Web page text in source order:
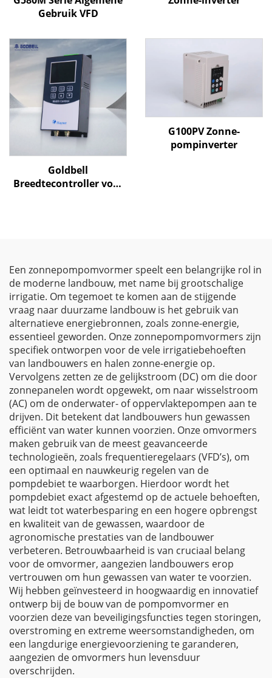
Gebruik VFD
Goldbell
Breedtecontroller voor
G100PV Zonne-
pompinverter
Een zonnepompomvormer speelt een belangrijke rol in
de moderne landbouw, met name bij grootschalige
irrigatie. Om tegemoet te komen aan de stijgende
vraag naar duurzame landbouw is het gebruik van
alternatieve energiebronnen, zoals zonne-energie,
essentieel geworden. Onze zonnepompomvormers zijn
specifiek ontworpen voor de vele irrigatiebehoeften
van landbouwers en halen zonne-energie op.
Vervolgens zetten ze de gelijkstroom (DC) om die door
zonnepanelen wordt opgewekt, om naar wisselstroom
(AC) om de onderwater- of oppervlaktepompen aan te
drijven. Dit betekent dat landbouwers hun gewassen
efficiënt van water kunnen voorzien. Onze omvormers
maken gebruik van de meest geavanceerde
technologieën, zoals frequentieregelaars (VFD’s), om
een optimaal en nauwkeurig regelen van de
pompdebiet te waarborgen. Hierdoor wordt het
pompdebiet exact afgestemd op de actuele behoeften,
wat leidt tot waterbesparing en een hogere opbrengst
en kwaliteit van de gewassen, waardoor de
agronomische prestaties van de landbouwer
verbeteren. Betrouwbaarheid is van cruciaal belang
voor de omvormer, aangezien landbouwers erop
vertrouwen om hun gewassen van water te voorzien.
Wij hebben geïnvesteerd in hoogwaardig en innovatief
ontwerp bij de bouw van de pompomvormer en
voorzien deze van beveiligingsfuncties tegen storingen,
overstroming en extreme weersomstandigheden, om
een langdurige energievoorziening te garanderen,
aangezien de omvormers hun levensduur
overschrijden.